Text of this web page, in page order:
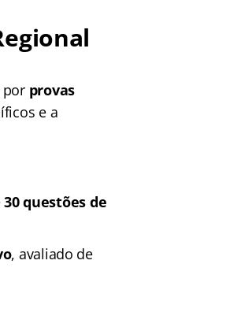
provas
e a
30 questões de
, avaliado de